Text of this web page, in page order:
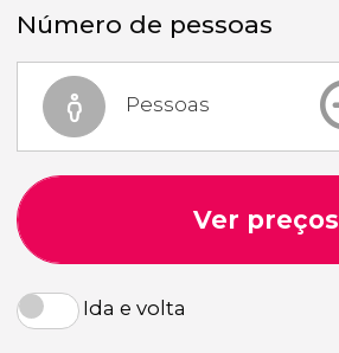
Número de pessoas
Pessoas
Ver preços
Ida e volta